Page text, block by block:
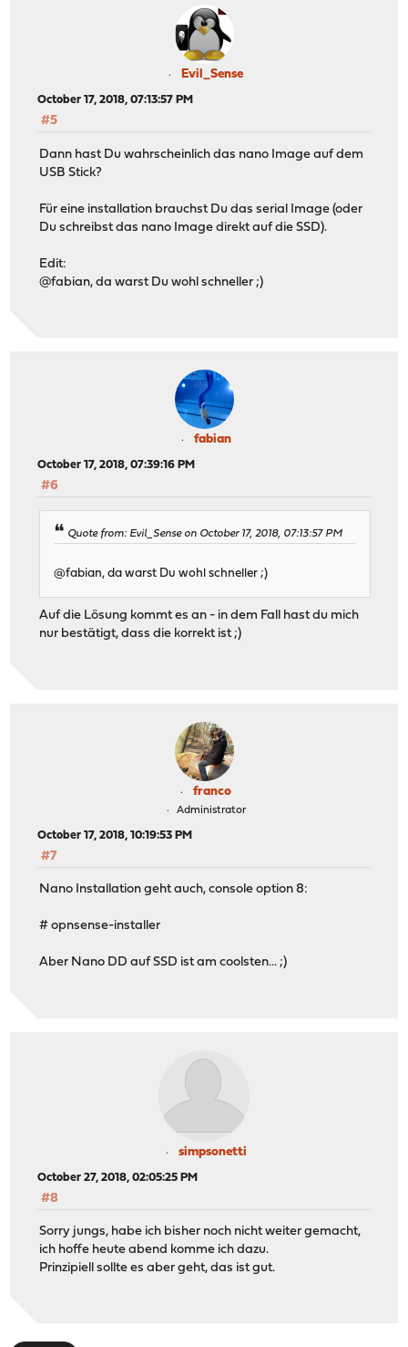
Evil_Sense
October 17, 2018, 07:13:57 PM
#5
Dann hast Du wahrscheinlich das nano Image auf dem
USB Stick?
Für eine installation brauchst Du das serial Image (oder
Du schreibst das nano Image direkt auf die SSD).
Edit:
@fabian, da warst Du wohl schneller ;)
fabian
October 17, 2018, 07:39:16 PM
#6
Quote from: Evil_Sense on October 17, 2018, 07:13:57 PM
@fabian, da warst Du wohl schneller ;)
Auf die Lösung kommt es an - in dem Fall hast du mich
nur bestätigt, dass die korrekt ist ;)
franco
Administrator
October 17, 2018, 10:19:53 PM
#7
Nano Installation geht auch, console option 8:
# opnsense-installer
Aber Nano DD auf SSD ist am coolsten... ;)
simpsonetti
October 27, 2018, 02:05:25 PM
#8
Sorry jungs, habe ich bisher noch nicht weiter gemacht,
ich hoffe heute abend komme ich dazu.
Prinzipiell sollte es aber geht, das ist gut.